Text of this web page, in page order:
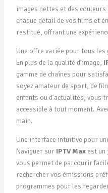
images nettes et des
chaque détail de vos films et
restitué, offrant une
Une offre variée pour tous les
En plus de la qualité d’image,
gamme de chaînes pour
soyez amateur de sport, de
enfants ou d’actualités, vous
accessible à tout moment.
main.
Une interface intuitive pour
Naviguer sur IPTV Maxest un
vous permet de parcourir
rechercher vos émissions
programmes pour les